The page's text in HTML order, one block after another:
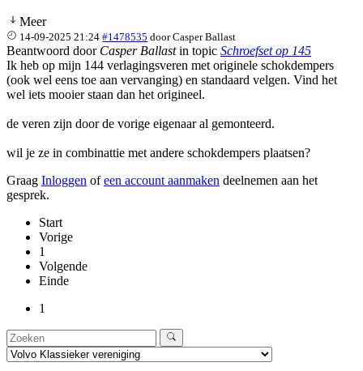
Meer
14-09-2025 21:24 #1478535 doorCasper Ballast
Beantwoord door Casper Ballastin topic Schroefset op 145
Ik heb op mijn 144 verlagingsveren met originele schokdempers
(ook wel eens toe aan vervanging) en standaard velgen. Vind het
wel iets mooier staan dan het origineel.
de veren zijn door de vorige eigenaar al gemonteerd.
wil je ze in combinattie met andere schokdempers plaatsen?
Graag Inloggen ofeen account aanmaken deelnemen aan het
gesprek.
Start
Vorige
1
Volgende
Einde
1